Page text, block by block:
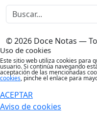
© 2026 Doce Notas —
Uso de cookies
Este sitio web utiliza cookies para
usuario. Si continúa navegando
aceptación de las mencionadas
cookies, pinche el enlace para
ACEPTAR
Aviso de cookies